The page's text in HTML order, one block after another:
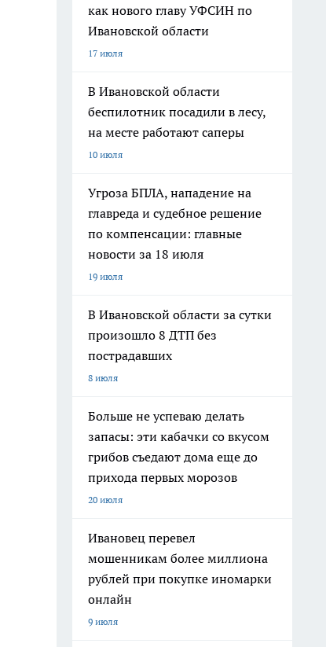
как нового главу УФСИН по
Ивановской области
17 июля
В Ивановской области
беспилотник посадили в лесу,
на месте работают саперы
10 июля
Угроза БПЛА, нападение на
главреда и судебное решение
по компенсации: главные
новости за 18 июля
19 июля
В Ивановской области за сутки
произошло 8 ДТП без
пострадавших
8 июля
Больше не успеваю делать
запасы: эти кабачки со вкусом
грибов съедают дома еще до
прихода первых морозов
20 июля
Ивановец перевел
мошенникам более миллиона
рублей при покупке иномарки
онлайн
9 июля